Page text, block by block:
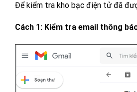
Để kiểm tra kho bạc điện tử đã
Cách 1: Kiểm tra email thông